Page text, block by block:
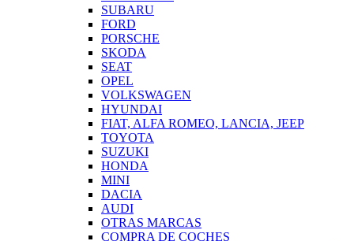
SUBARU
FORD
PORSCHE
SKODA
SEAT
OPEL
VOLKSWAGEN
HYUNDAI
FIAT, ALFA ROMEO, LANCIA, JEEP
TOYOTA
SUZUKI
HONDA
MINI
DACIA
AUDI
OTRAS MARCAS
COMPRA DE COCHES